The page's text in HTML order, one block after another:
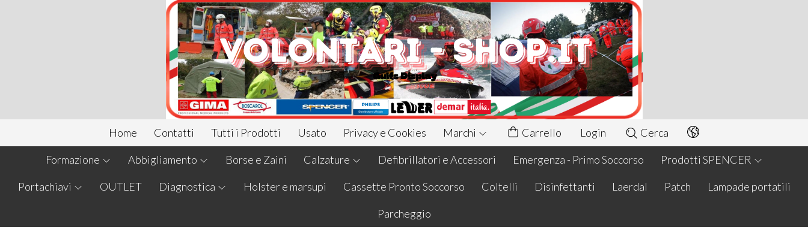
Home Contatti Tutti i Prodotti Usato Privacy e Cookies Marchi Carrello Login Cerca
Formazione Abbigliamento Borse e Zaini Calzature Defibrillatori e Accessori Emergenza - Primo Soccorso Prodotti SPENCER
Portachiavi OUTLET Diagnostica Holster e marsupi Cassette Pronto Soccorso Coltelli Disinfettanti Laerdal Patch Lampade portatili
Parcheggio